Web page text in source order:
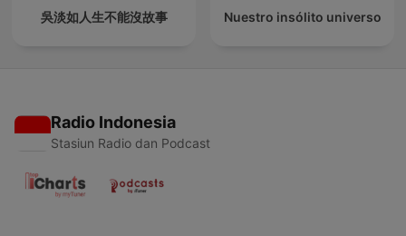
吳淡如人生不能沒故事 Nuestro insólito universo
Radio Indonesia
Stasiun Radio dan Podcast